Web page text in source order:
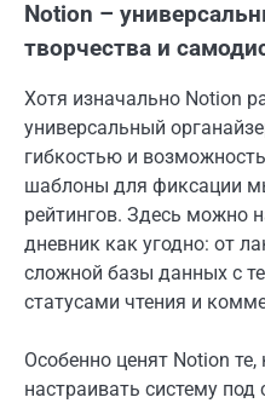
Notion –
творчества и
Хотя изначально Notion
универсальный
гибкостью и
шаблоны для фиксации
рейтингов. Здесь можно
дневник как угодно: от
сложной базы данных с
статусами чтения и
Особенно ценят Notion
настраивать систему